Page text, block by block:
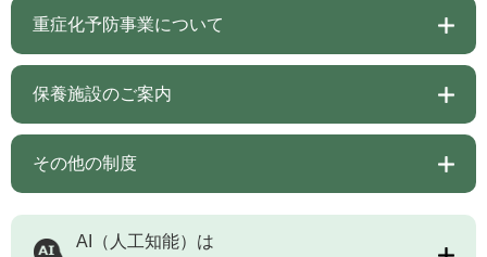
重症化予防事業について
保養施設のご案内
その他の制度
AI（人工知能）は